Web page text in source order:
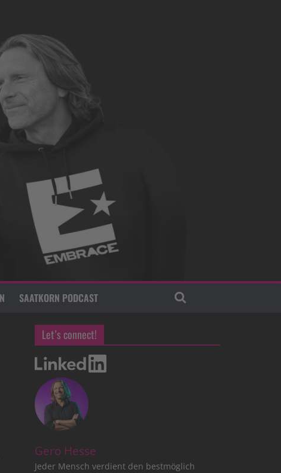
SAATKORN PODCAST
Let’s connect!
Gero Hesse
Jeder Mensch verdient den bestmöglich